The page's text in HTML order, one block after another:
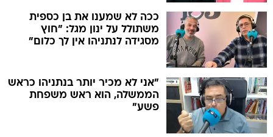
ככה לא שמענו את בן כספית
משתולל על ינון מגל: "חוץ
מסגידה לנתניהו אין לך כלום"
"אני לא מכיר יותר בנתניהו כראש
הממשלה, הוא ראש משפחת
פשע"